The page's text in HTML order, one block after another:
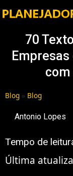
70
Blog » Blog
Antonio Lopes
Tempo de
Última